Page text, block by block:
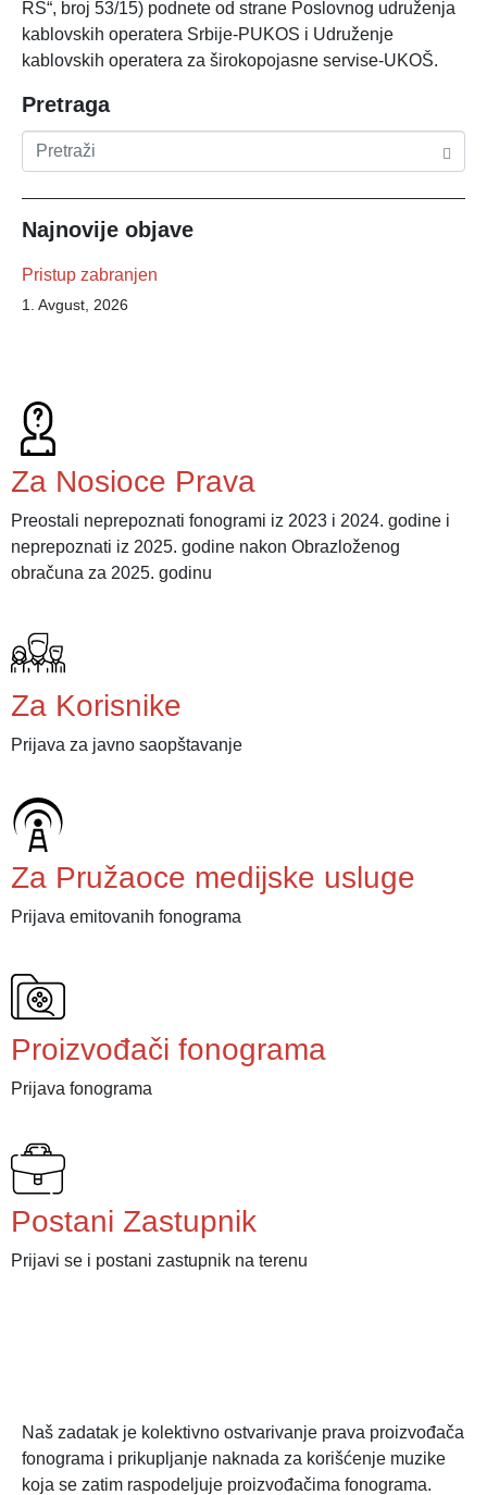
RS“, broj 53/15) podnete od strane Poslovnog udruženja
kablovskih operatera Srbije-PUKOS i Udruženje
kablovskih operatera za širokopojasne servise-UKOŠ.
Pretraga
Najnovije objave
Pristup zabranjen
1. Avgust, 2026
Za Nosioce Prava
Preostali neprepoznati fonogrami iz 2023 i 2024. godine i
neprepoznati iz 2025. godine nakon Obrazloženog
obračuna za 2025. godinu
Za Korisnike
Prijava za javno saopštavanje
Za Pružaoce medijske usluge
Prijava emitovanih fonograma
Proizvođači fonograma
Prijava fonograma
Postani Zastupnik
Prijavi se i postani zastupnik na terenu
Naš zadatak je kolektivno ostvarivanje prava proizvođača
fonograma i prikupljanje naknada za korišćenje muzike
koja se zatim raspodeljuje proizvođačima fonograma.